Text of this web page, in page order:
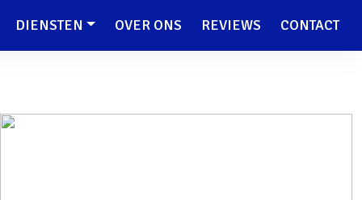
DIENSTEN OVER ONS REVIEWS CONTACT